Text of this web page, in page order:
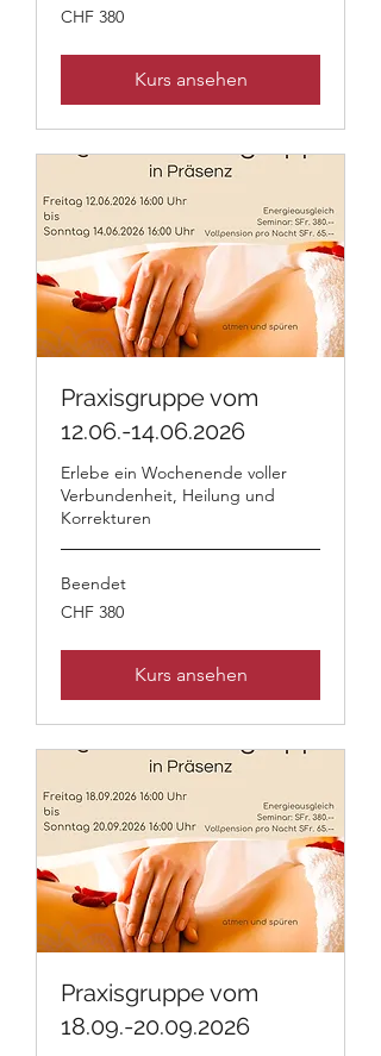
380
Schweizer
CHF 380
Kurs ansehen
Praxisgruppe vom
12.06.-14.06.2026
Erlebe ein Wochenende voller
Verbundenheit, Heilung und
Korrekturen
Beendet
380
Schweizer
CHF 380
Kurs ansehen
Praxisgruppe vom
18.09.-20.09.2026